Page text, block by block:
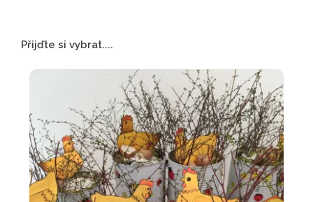
Přijďte si vybrat....